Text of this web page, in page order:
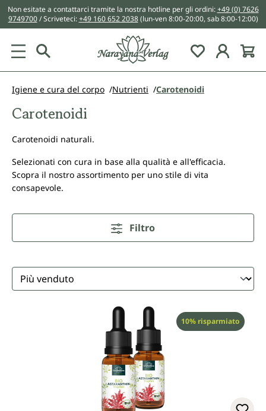
principale
Non esitate a contattarci tramite la nostra hotline per gli ordini:+49 (0) 7626
9749700/ Scriveteci:+49 160 652 2038 (lun-ven 8:00-20:00, sab 8:00-12:00)
You have 0
Igiene e cura del corpo Nutrienti Carotenoidi
Carotenoidi
Carotenoidi naturali.
Selezionati con cura in base alla qualità e all'efficacia.
Scopra il nostro assortimento per uno stile di vita
consapevole.
Filtro
Sconto
10% risparmiato